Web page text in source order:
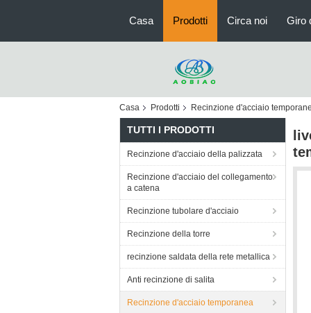
Casa Prodotti Circa noi Giro
Casa Prodotti Recinzione d'acciaio
TUTTI I PRODOTTI
Recinzione d'acciaio della palizzata
Recinzione d'acciaio del collegamento
a catena
Recinzione tubolare d'acciaio
Recinzione della torre
recinzione saldata della rete metallica
Anti recinzione di salita
Recinzione d'acciaio temporanea